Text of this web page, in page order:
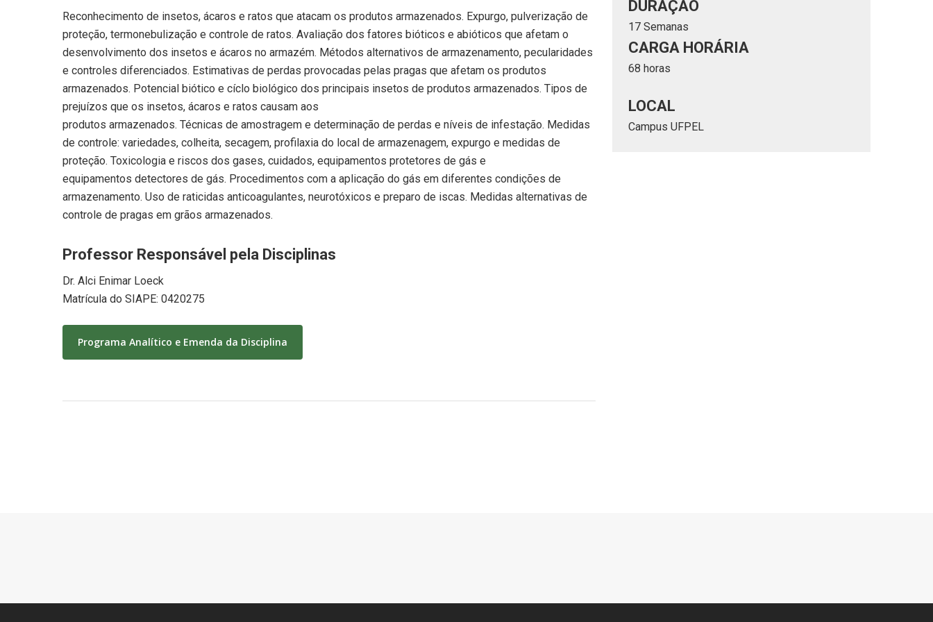
Reconhecimento de insetos, ácaros e ratos que atacam os produtos armazenados. Expurgo, pulverização de
proteção, termonebulização e controle de ratos. Avaliação dos fatores bióticos e abióticos que afetam o
desenvolvimento dos insetos e ácaros no armazém. Métodos alternativos de armazenamento, pecularidades
e controles diferenciados. Estimativas de perdas provocadas pelas pragas que afetam os produtos
armazenados. Potencial biótico e cíclo biológico dos principais insetos de produtos armazenados. Tipos de
prejuízos que os insetos, ácaros e ratos causam aos
produtos armazenados. Técnicas de amostragem e determinação de perdas e níveis de infestação. Medidas
de controle: variedades, colheita, secagem, profilaxia do local de armazenagem, expurgo e medidas de
proteção. Toxicologia e riscos dos gases, cuidados, equipamentos protetores de gás e
equipamentos detectores de gás. Procedimentos com a aplicação do gás em diferentes condições de
armazenamento. Uso de raticidas anticoagulantes, neurotóxicos e preparo de iscas. Medidas alternativas de
controle de pragas em grãos armazenados.
Professor Responsável pela Disciplinas
Dr. Alci Enimar Loeck
Matrícula do SIAPE: 0420275
Programa Analítico e Emenda da Disciplina
DURAÇÃO
17 Semanas
CARGA HORÁRIA
68 horas
LOCAL
Campus UFPEL